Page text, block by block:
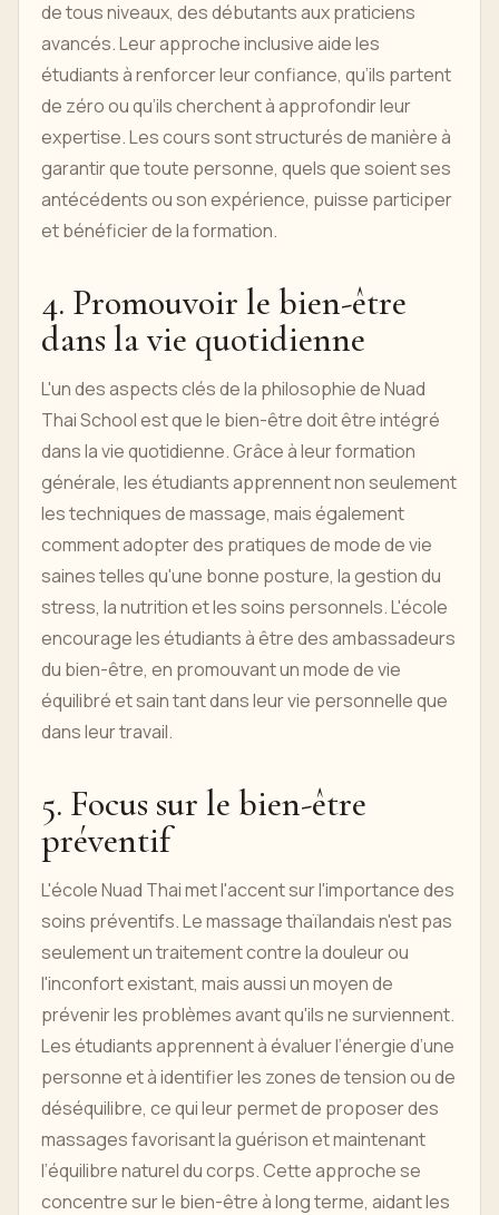
de tous niveaux, des débutants aux praticiens
avancés. Leur approche inclusive aide les
étudiants à renforcer leur confiance, qu’ils partent
de zéro ou qu’ils cherchent à approfondir leur
expertise. Les cours sont structurés de manière à
garantir que toute personne, quels que soient ses
antécédents ou son expérience, puisse participer
et bénéficier de la formation.
4. Promouvoir le bien-être
dans la vie quotidienne
L'un des aspects clés de la philosophie de Nuad
Thai School est que le bien-être doit être intégré
dans la vie quotidienne. Grâce à leur formation
générale, les étudiants apprennent non seulement
les techniques de massage, mais également
comment adopter des pratiques de mode de vie
saines telles qu'une bonne posture, la gestion du
stress, la nutrition et les soins personnels. L'école
encourage les étudiants à être des ambassadeurs
du bien-être, en promouvant un mode de vie
équilibré et sain tant dans leur vie personnelle que
dans leur travail.
5. Focus sur le bien-être
préventif
L'école Nuad Thai met l'accent sur l'importance des
soins préventifs. Le massage thaïlandais n'est pas
seulement un traitement contre la douleur ou
l'inconfort existant, mais aussi un moyen de
prévenir les problèmes avant qu'ils ne surviennent.
Les étudiants apprennent à évaluer l’énergie d’une
personne et à identifier les zones de tension ou de
déséquilibre, ce qui leur permet de proposer des
massages favorisant la guérison et maintenant
l’équilibre naturel du corps. Cette approche se
concentre sur le bien-être à long terme, aidant les